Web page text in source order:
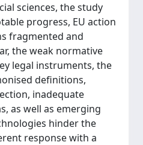
sciences, the study
progress, EU action
fragmented and
the weak normative
legal instruments, the
definitions,
inadequate
as well as emerging
hinder the
response with a